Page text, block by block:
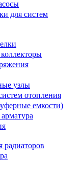
для систем
узлы
отопления
емкости)